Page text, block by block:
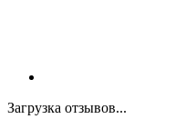
Загрузка отзывов...